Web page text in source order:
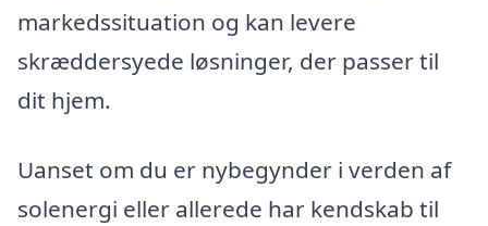
markedssituation og kan levere
skræddersyede løsninger, der passer til
dit hjem.
Uanset om du er nybegynder i verden af
solenergi eller allerede har kendskab til